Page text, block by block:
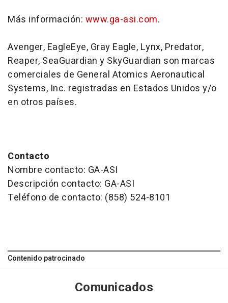
Más información: www.ga-asi.com.
Avenger, EagleEye, Gray Eagle, Lynx, Predator,
Reaper, SeaGuardian y SkyGuardian son marcas
comerciales de General Atomics Aeronautical
Systems, Inc. registradas en Estados Unidos y/o
en otros países.
Contacto
Nombre contacto: GA-ASI
Descripción contacto: GA-ASI
Teléfono de contacto: (858) 524-8101
Contenido patrocinado
Comunicados